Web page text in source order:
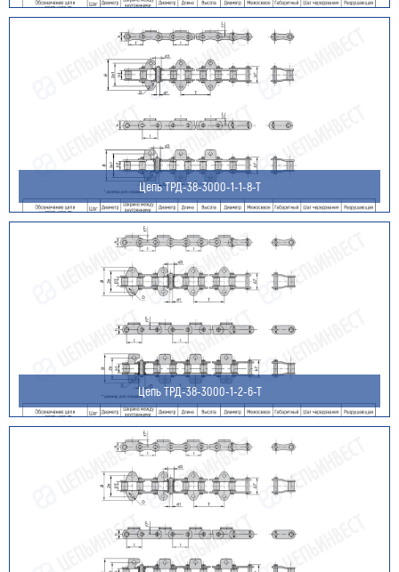
Цепь ТРД-38-3000-1-1-8-Т
Цепь ТРД-38-3000-1-2-6-Т
Номер телефона для связи (обязательно)
Ваш e-mail (обязательно)
Ваше сообщение
Я даю согласие на обработку моих персональных
данных (ФИО/Компания, телефон, email) компанией
ООО «ЦЕПЬИНВЕСТ».
Посмотреть текст согласия